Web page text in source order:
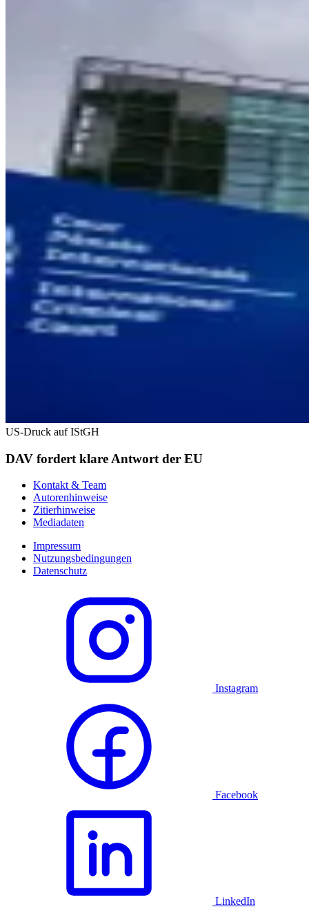
US-Druck auf IStGH
DAV fordert klare Antwort der EU
Kontakt & Team
Autorenhinweise
Zitierhinweise
Mediadaten
Impressum
Nutzungsbedingungen
Datenschutz
Instagram
Facebook
LinkedIn